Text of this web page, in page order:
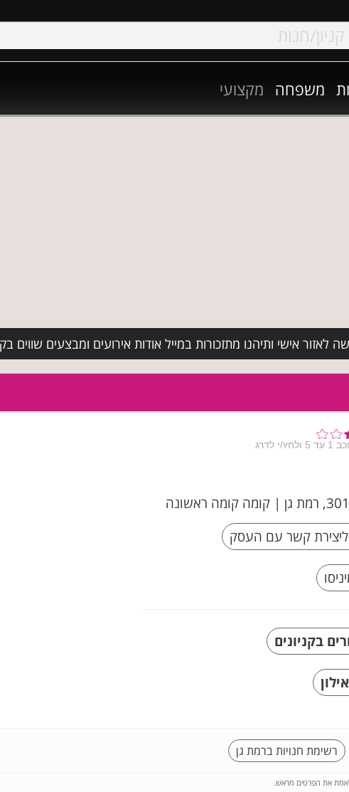
משפחה מקצועי
אישי ותיהנו מתזכורות במייל אודות אירועים ומבצעים שווים
| קומה קומה ראשונה
קשר עם העסק
בקניונים
רשימת חנויות ברמת גן
את הפרטים מראש.